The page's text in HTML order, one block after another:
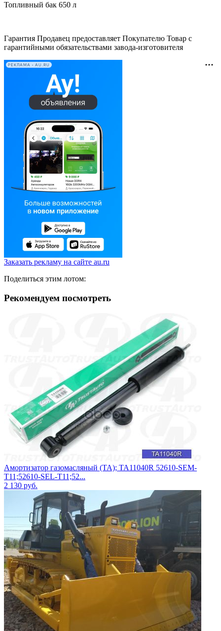
Топливный бак 650 л
Гарантия Продавец предоставляет Покупателю Товар с
гарантийными обязательствами завода-изготовителя
РЕКЛАМА • AU.RU
Заказать рекламу на сайте au.ru
Поделиться этим лотом:
Рекомендуем посмотреть
Амортизатор газомасляный (TA); TA11040R 52610-SEM-
T11;52610-SEL-T11;52...
2 130 руб.